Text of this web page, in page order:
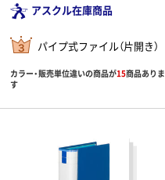
アスクル在庫商品
パイプ式ファイル（片開き）
カラー・販売単位違いの商品が15商品ありま
す